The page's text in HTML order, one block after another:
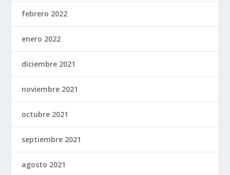
febrero 2022
enero 2022
diciembre 2021
noviembre 2021
octubre 2021
septiembre 2021
agosto 2021